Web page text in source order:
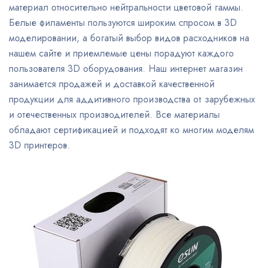
материал относительно нейтральности цветовой гаммы.
Белые филаменты пользуются широким спросом в 3D
моделировании, а богатый выбор видов расходников на
нашем сайте и приемлемые цены порадуют каждого
пользователя 3D оборудования. Наш интернет магазин
занимается продажей и доставкой качественной
продукции для аддитивного производства от зарубежных
и отечественных производителей. Все материалы
обладают сертификацией и подходят ко многим моделям
3D принтеров.